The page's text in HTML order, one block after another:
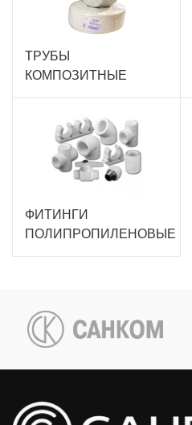
ТРУБЫ
КОМПОЗИТНЫЕ
ФИТИНГИ
ПОЛИПРОПИЛЕНОВЫЕ